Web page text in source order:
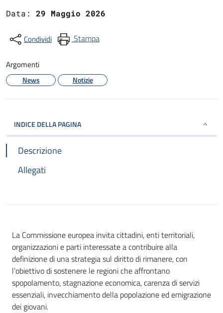
Data: 29 Maggio 2026
Condividi Stampa
Argomenti
News Notizie
INDICE DELLA PAGINA
Descrizione
Allegati
La Commissione europea invita cittadini, enti territoriali,
organizzazioni e parti interessate a contribuire alla
definizione di una strategia sul diritto di rimanere, con
l’obiettivo di sostenere le regioni che affrontano
spopolamento, stagnazione economica, carenza di servizi
essenziali, invecchiamento della popolazione ed emigrazione
dei giovani.